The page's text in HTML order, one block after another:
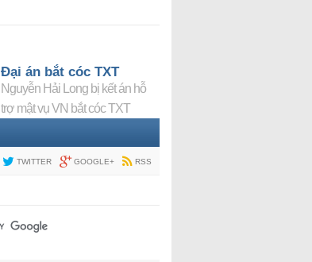
Đại án bắt cóc TXT
Nguyễn Hải Long bị kết án hỗ
trợ mật vụ VN bắt cóc TXT
TWITTER GOOGLE+ RSS